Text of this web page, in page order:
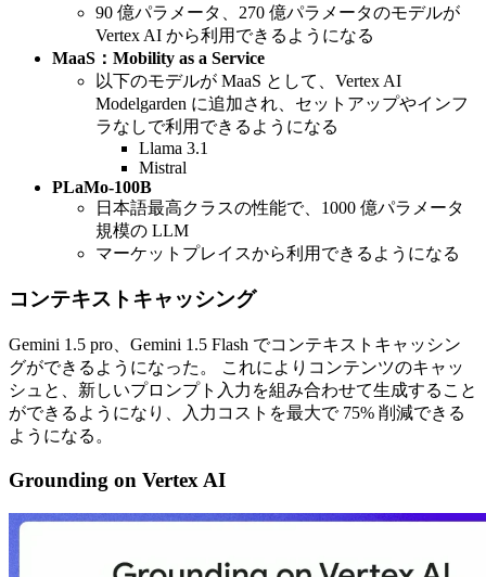
90 億パラメータ、270 億パラメータのモデルが
Vertex AI から利用できるようになる
MaaS：Mobility as a Service
以下のモデルが MaaS として、Vertex AI
Modelgarden に追加され、セットアップやインフ
ラなしで利用できるようになる
Llama 3.1
Mistral
PLaMo-100B
日本語最高クラスの性能で、1000 億パラメータ
規模の LLM
マーケットプレイスから利用できるようになる
コンテキストキャッシング
Gemini 1.5 pro、Gemini 1.5 Flash でコンテキストキャッシン
グができるようになった。 これによりコンテンツのキャッ
シュと、新しいプロンプト入力を組み合わせて生成すること
ができるようになり、入力コストを最大で 75% 削減できる
ようになる。
Grounding on Vertex AI